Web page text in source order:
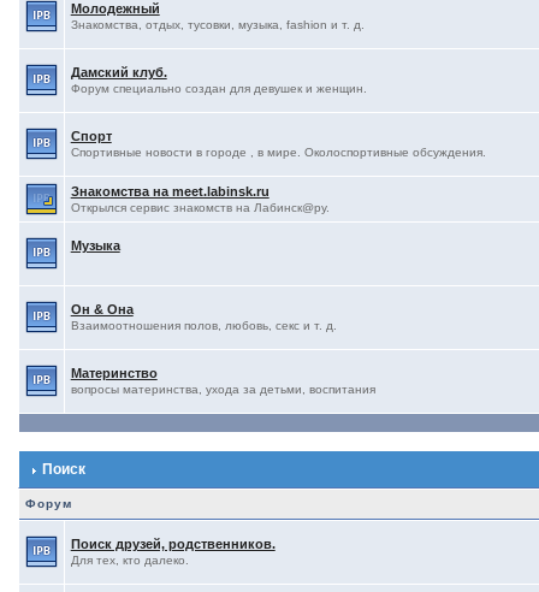
Молодежный
Знакомства, отдых, тусовки, музыка, fashion и т. д.
Дамский клуб.
Форум специально создан для девушек и женщин.
Спорт
Спортивные новости в городе , в мире. Околоспортивные обсуждения.
Знакомства на meet.labinsk.ru
Открылся сервис знакомств на Лабинск@ру.
Музыка
Он & Она
Взаимоотношения полов, любовь, секс и т. д.
Материнство
вопросы материнства, ухода за детьми, воспитания
Поиск
Форум
Поиск друзей, родственников.
Для тех, кто далеко.